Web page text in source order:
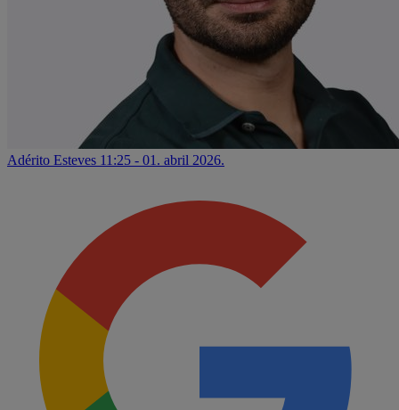
Adérito Esteves 11:25 - 01. abril 2026.